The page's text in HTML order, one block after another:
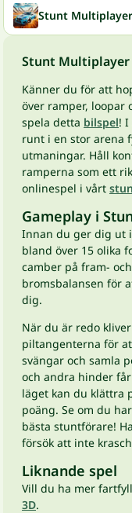
Stunt
Stunt Multiplayer
Känner du för att
över ramper, loopar
spela detta bilspel!
runt i en stor arena
utmaningar. Håll
ramperna som ett
onlinespel i vårt
Gameplay i
Innan du ger dig ut
bland över 15 olika
camber på fram-
bromsbalansen för
dig.
När du är redo
piltangenterna för
svängar och samla
och andra hinder
läget kan du klättra
poäng. Se om du
bästa stuntförare!
försök att inte
Liknande spel
Vill du ha mer
3D.